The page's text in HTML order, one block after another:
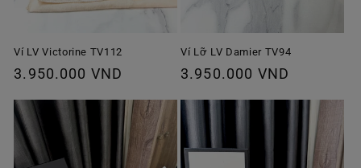
Ví LV Victorine TV112
Giá
thường
3.950.000 VND
Ví Lỡ LV Damier TV94
Giá
thường
3.950.000 VND